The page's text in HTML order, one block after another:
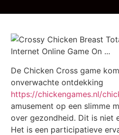
De Chicken Cross game
onverwachte ontdekking
https://chickengames.nl/
amusement op een slimme
over gezondheid. Dit is niet
Het is een participatieve